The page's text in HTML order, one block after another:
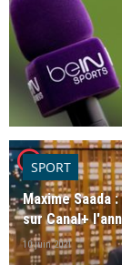
player2SPORT
Maxime Saada
sur Canal+
10 juin 2021